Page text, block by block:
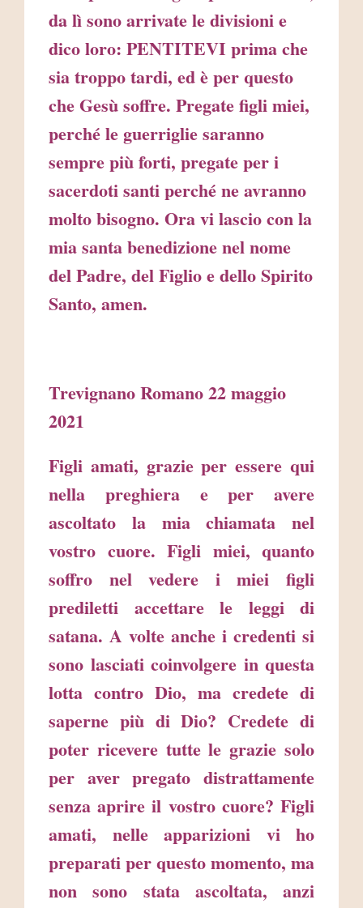
da lì sono arrivate le divisioni e
dico loro: PENTITEVI prima che
sia troppo tardi, ed è per questo
che Gesù soffre. Pregate figli miei,
perché le guerriglie saranno
sempre più forti, pregate per i
sacerdoti santi perché ne avranno
molto bisogno. Ora vi lascio con la
mia santa benedizione nel nome
del Padre, del Figlio e dello Spirito
Santo, amen.
Trevignano Romano 22 maggio
2021
Figli amati, grazie per essere qui
nella preghiera e per avere
ascoltato la mia chiamata nel
vostro cuore. Figli miei, quanto
soffro nel vedere i miei figli
prediletti accettare le leggi di
satana. A volte anche i credenti si
sono lasciati coinvolgere in questa
lotta contro Dio, ma credete di
saperne più di Dio? Credete di
poter ricevere tutte le grazie solo
per aver pregato distrattamente
senza aprire il vostro cuore? Figli
amati, nelle apparizioni vi ho
preparati per questo momento, ma
non sono stata ascoltata, anzi